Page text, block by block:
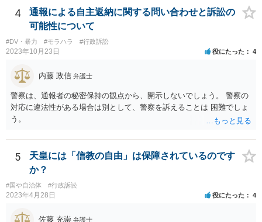
自体は各学校によって慣例として定められることが多いですし、学籍
離脱日も、学校によって異なるようですから、そのこと自体に特に問
題はないでしょう。 ＞万一、効力発生日より前に、その効力が無効と
なる出来事が起こったとしたら、その証明書は効力を発生する事な
く、証明書としては無効化されるということですね？ そう考えるのが
自然でしょう。 ただし、卒業証書自体は、通常記載されている内容
が、全課程を修了したという事実について記載されており、卒業式時
点では、そのこと自体は過去の事実として間違いないので、卒業証書
自体の無効かどうかという法的な効力を議論するものではないでしょ
う。 問題は、証書そのものではなく、在学中に何らかの問題を起こし
て学籍を剥奪されたかどうか、ということなので、厳密に言えば卒業
証書自体の議論とは直接関係しないと思います。
4
通報による自主返納に関する問い合わせと訴訟の
可能性について
#DV・暴力 #モラハラ #行政訴訟
2023年10月23日 役にたった 4
内藤 政信 弁護士
警察は、通報者の秘密保持の観点から、開示しないでしょう。 警察の
対応に違法性がある場合は別として、警察を訴えることは 困難でしょ
う。
5
天皇には「信教の自由」は保障されているのです
か？
#国や自治体 #行政訴訟
2023年4月28日 役にたった 4
佐藤 充崇 弁護士